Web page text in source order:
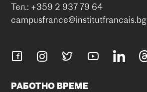
Тел.: +359 2 937 79 64
campusfrance@institutfrancais.bg
РАБОТНО ВРЕМЕ